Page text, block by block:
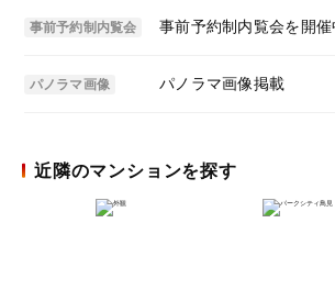
事前予約制内覧会 事前予約制内覧会を開催
パノラマ画像 パノラマ画像掲載
近隣のマンションを探す